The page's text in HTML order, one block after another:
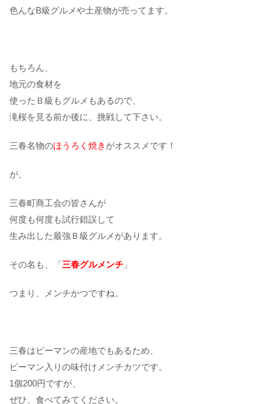
色んなB級グルメや土産物が売ってます。
もちろん、
地元の食材を
使ったＢ級もグルメもあるので、
滝桜を見る前か後に、挑戦して下さい。
三春名物のほうろく焼き がオススメです！
が、
三春町商工会の皆さんが
何度も何度も試行錯誤して
生み出した最強Ｂ級グルメがあります。
その名も、「三春グルメンチ 」
つまり、メンチかつですね。
三春はピーマンの産地でもあるため、
ピーマン入りの味付けメンチカツです。
1個200円ですが、
ぜひ、食べてみてください。